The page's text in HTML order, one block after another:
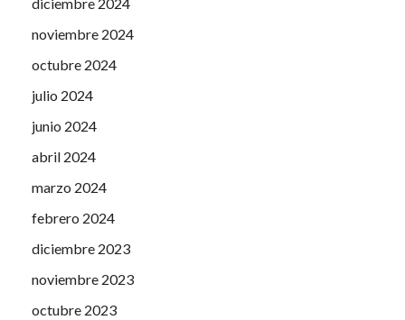
diciembre 2024
noviembre 2024
octubre 2024
julio 2024
junio 2024
abril 2024
marzo 2024
febrero 2024
diciembre 2023
noviembre 2023
octubre 2023